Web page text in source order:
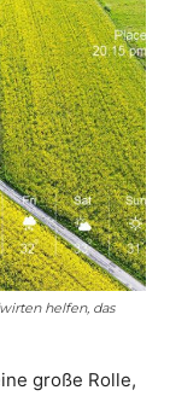
helfen, das
große Rolle,